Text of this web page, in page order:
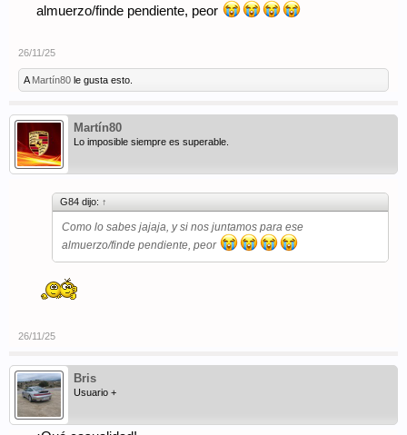
almuerzo/finde pendiente, peor
26/11/25
A Martín80 le gusta esto.
Martín80
Lo imposible siempre es superable.
G84 dijo: ↑
Como lo sabes jajaja, y si nos juntamos para ese
almuerzo/finde pendiente, peor
26/11/25
Bris
Usuario +